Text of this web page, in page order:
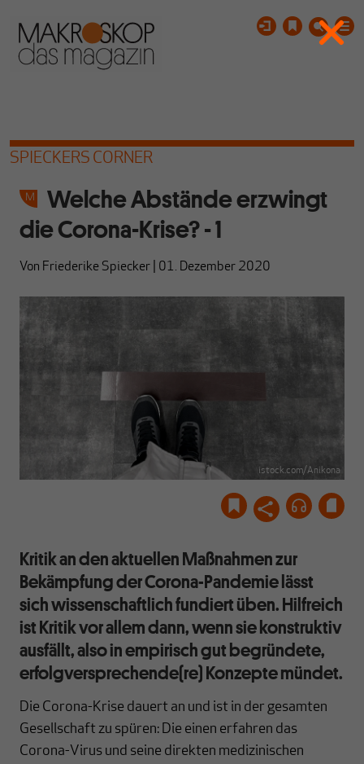
SPIECKERS CORNER
Welche Abstände erzwingt
die Corona-Krise? - 1
Von Friederike Spiecker 01. Dezember 2020
istock.com/Anikona
Kritik an den aktuellen Maßnahmen zur
Bekämpfung der Corona-Pandemie lässt
sich wissenschaftlich fundiert üben. Hilfreich
ist Kritik vor allem dann, wenn sie konstruktiv
ausfällt, also in empirisch gut begründete,
erfolgversprechende(re) Konzepte mündet.
Die Corona-Krise dauert an und ist in der gesamten
Gesellschaft zu spüren: Die einen erfahren das
Corona-Virus und seine direkten medizinischen